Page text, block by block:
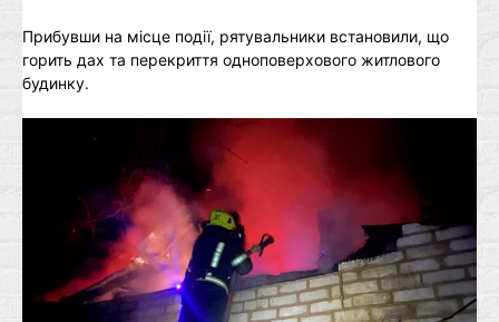
Прибувши на місце події, рятувальники встановили, що
горить дах та перекриття одноповерхового житлового
будинку.